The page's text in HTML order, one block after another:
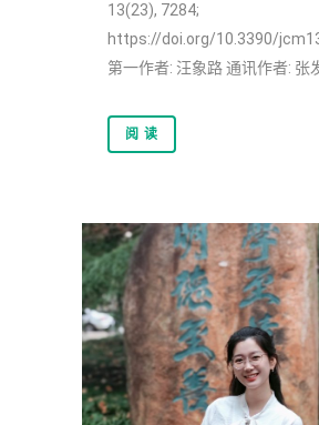
13(23), 7284;
https://doi.org/10.3390/
第一作者: 汪象路 通讯作者: 张
阅 读